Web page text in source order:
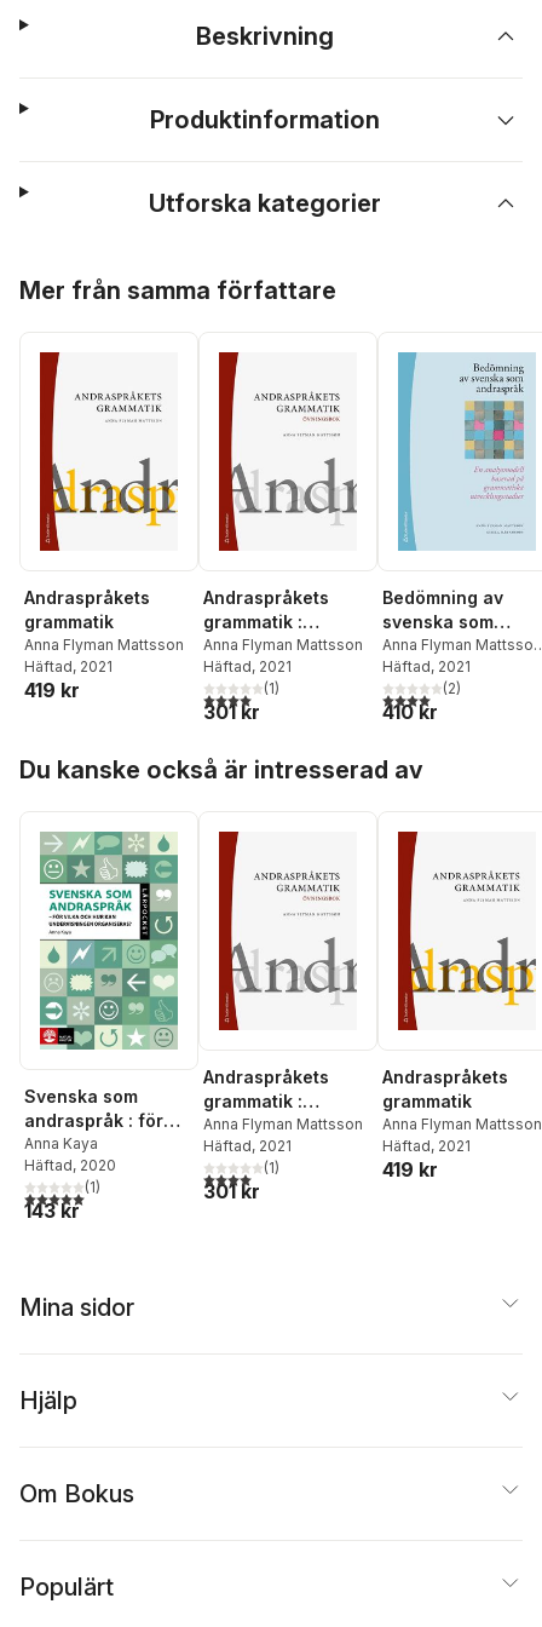
Beskrivning
Produktinformation
Utforska kategorier
Mer från samma författare
Andraspråkets
grammatik
Anna Flyman Mattsson
Häftad, 2021
419 kr
Andraspråkets
grammatik :
övningsbok
Anna Flyman Mattsson
Häftad, 2021
4,0utav 5 stjärnor. Totalt antal röster:
(1)
301 kr
Bedömning av
svenska som
andraspråk : en
analysmodell
baserad på
grammatiska
Anna Flyman Mattsson
Gisela Håkansson
Häftad, 2021
4,0utav 5 stjärnor.
(2)
410 kr
Du kanske också är intresserad av
Svenska som
andraspråk : för
vilka och hur kan
undervisningen
organiseras?
Anna Kaya
Häftad, 2020
5,0utav 5 stjärnor. Totalt antal röster:
(1)
143 kr
Andraspråkets
grammatik :
övningsbok
Anna Flyman Mattsson
Häftad, 2021
4,0utav 5 stjärnor. Totalt antal röster:
(1)
301 kr
Andraspråkets
grammatik
Anna Flyman Mattsson
Häftad, 2021
419 kr
Mina sidor
Hjälp
Om Bokus
Populärt